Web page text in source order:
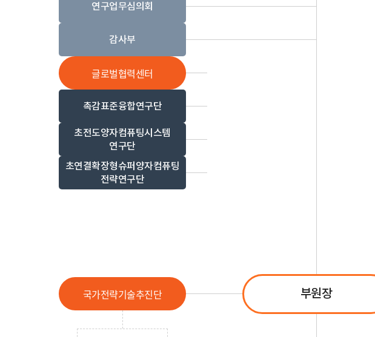
연구업무심의회
감사부
글로벌협력센터
촉감표준융합연구단
초전도양자컴퓨팅시스템
연구단
초연결확장형슈퍼양자컴퓨팅
전략연구단
부원장
국가전략기술추진단